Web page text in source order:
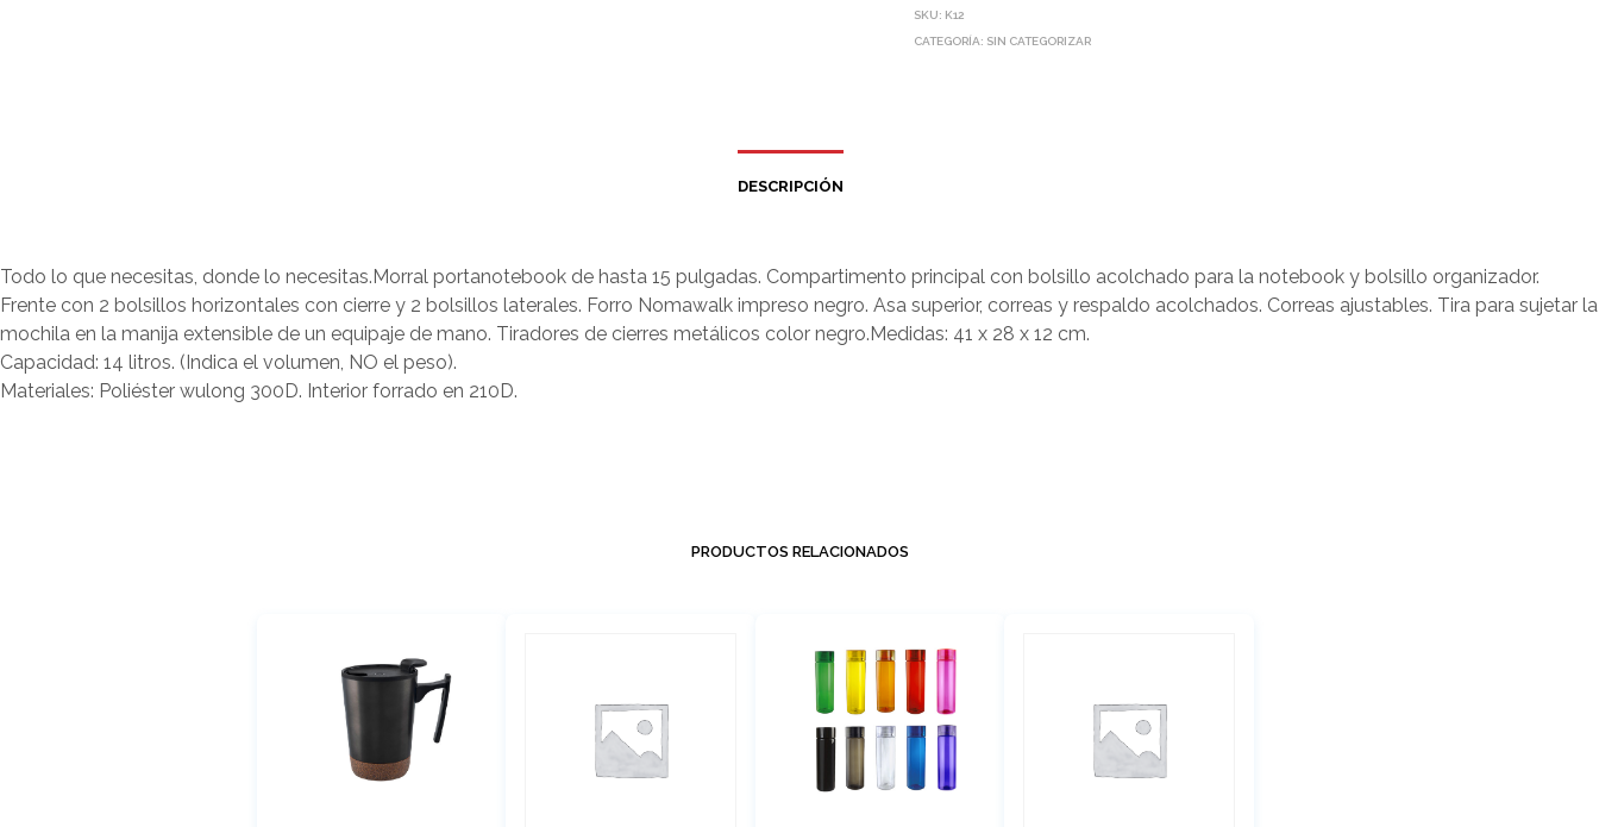
SKU: K12
CATEGORÍA: SIN CATEGORIZAR
DESCRIPCIÓN
Todo lo que necesitas, donde lo necesitas.Morral portanotebook de hasta 15 pulgadas. Compartimento principal con bolsillo acolchado para la notebook y bolsillo organizador.
Frente con 2 bolsillos horizontales con cierre y 2 bolsillos laterales. Forro Nomawalk impreso negro. Asa superior, correas y respaldo acolchados. Correas ajustables. Tira para sujetar la
mochila en la manija extensible de un equipaje de mano. Tiradores de cierres metálicos color negro.Medidas: 41 x 28 x 12 cm.
Capacidad: 14 litros. (Indica el volumen, NO el peso).
Materiales: Poliéster wulong 300D. Interior forrado en 210D.
PRODUCTOS RELACIONADOS